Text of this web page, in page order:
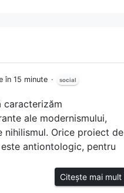
în 15 minute social
caracterizăm
ale modernismului,
nihilismul. Orice proiect de
antiontologic, pentru
Citește mai mult